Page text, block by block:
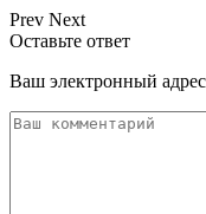
Prev Next
Оставьте ответ
Ваш электронный